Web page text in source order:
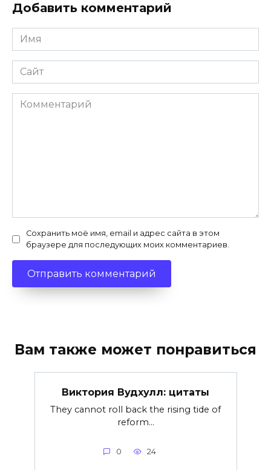
Добавить комментарий
Имя
*
Сайт
Комментарий
Сохранить моё имя, email и адрес сайта в этом
браузере для последующих моих комментариев.
Вам также может понравиться
Виктория Вудхулл: цитаты
They cannot roll back the rising tide of
reform…
0 24